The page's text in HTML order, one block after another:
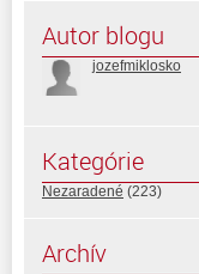
Autor blogu
jozefmiklosko
Kategórie
Nezaradené (223)
Archív